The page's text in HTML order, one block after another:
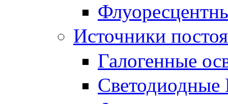
Источники
Галогенные
Светодиодные